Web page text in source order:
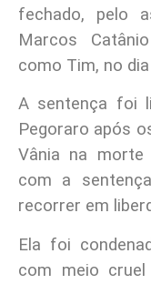
fechado, pelo
Marcos
como Tim, no
A sentença foi
Pegoraro após
Vânia na
com a
recorrer em
Ela foi
com meio